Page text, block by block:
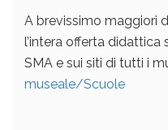
A brevissimo maggiori
l’intera offerta didattica
SMA e sui siti di tutti i
museale/Scuole